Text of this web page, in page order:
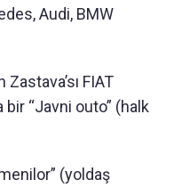
Audi, BMW
FIAT
bir “Javni outo” (halk
(yoldaş